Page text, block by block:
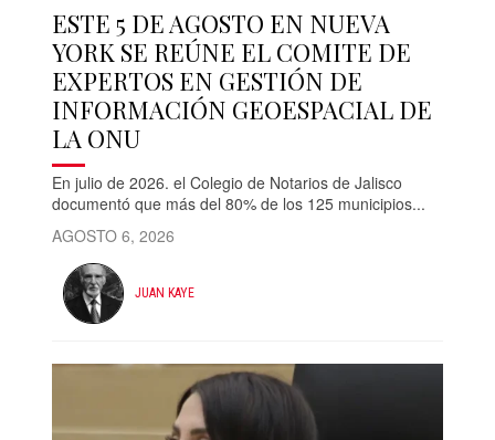
ESTE 5 DE AGOSTO EN NUEVA
YORK SE REÚNE EL COMITE DE
EXPERTOS EN GESTIÓN DE
INFORMACIÓN GEOESPACIAL DE
LA ONU
En julio de 2026. el Colegio de Notarios de Jalisco
documentó que más del 80% de los 125 municipios...
AGOSTO 6, 2026
JUAN KAYE